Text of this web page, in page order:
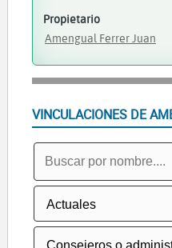
Propietario
Amengual Ferrer Juan
VINCULACIONES DE